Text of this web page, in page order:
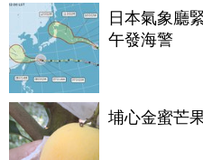
日本氣象廳
午發海警
埔心金蜜芒